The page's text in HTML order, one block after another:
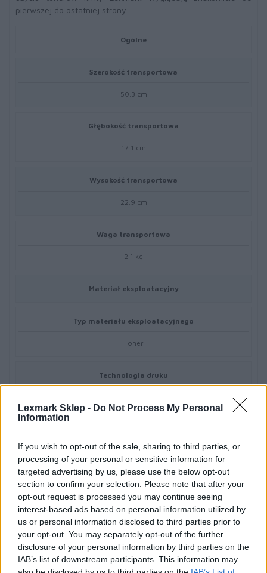
Lexmark Sklep - Do Not Process My Personal
Information
If you wish to opt-out of the sale, sharing to third parties, or
processing of your personal or sensitive information for
targeted advertising by us, please use the below opt-out
section to confirm your selection. Please note that after your
opt-out request is processed you may continue seeing
interest-based ads based on personal information utilized by
us or personal information disclosed to third parties prior to
your opt-out. You may separately opt-out of the further
disclosure of your personal information by third parties on the
IAB’s list of downstream participants. This information may
pierwszej do ostatniej strony.
Ogólne
Szerokość transportowa
50.3 cm
Głębokość transportowa
17.1 cm
Wysokość transportowa
22.9 cm
Waga transportowa
2.1 kg
Materiał eksploatacyjny
Typ materiału eksploatacyjnego
Toner
Technologia druku
Żółty
Ilość w komplecie
Uzysk
Do 6000 stron